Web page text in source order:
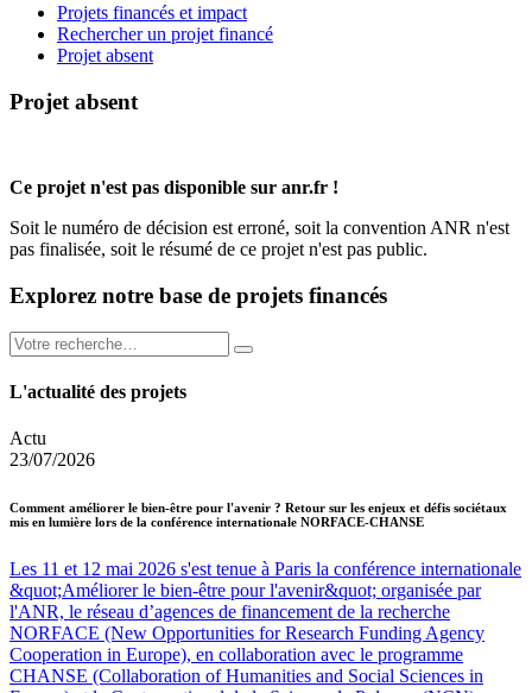
Projets financés et impact
Rechercher un projet financé
Projet absent
Projet absent
Ce projet n'est pas disponible sur anr.fr !
Soit le numéro de décision est erroné, soit la convention ANR n'est
pas finalisée, soit le résumé de ce projet n'est pas public.
Explorez notre base de projets financés
L'actualité des projets
Actu
23/07/2026
Comment améliorer le bien-être pour l'avenir ? Retour sur les enjeux et défis sociétaux
mis en lumière lors de la conférence internationale NORFACE-CHANSE
Les 11 et 12 mai 2026 s'est tenue à Paris la conférence internationale
&quot;Améliorer le bien-être pour l'avenir&quot; organisée par
l'ANR, le réseau d’agences de financement de la recherche
NORFACE (New Opportunities for Research Funding Agency
Cooperation in Europe), en collaboration avec le programme
CHANSE (Collaboration of Humanities and Social Sciences in